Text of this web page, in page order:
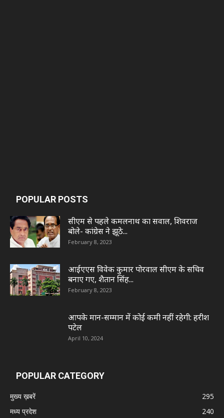
POPULAR POSTS
सीएम से पहले कमलनाथ का सवाल, शिवराज
बोले- कांग्रेस ने झूठे...
February 8, 2023
आईएएस विवेक कुमार पोरवाल सीएम के सचिव
बनाए गए, शैतान सिंह...
February 8, 2023
आपके मान-सम्मान में कोई कमी नहीं रहेगी: हरीश
पटेल
April 10, 2024
POPULAR CATEGORY
मुख्य ख़बरें
295
मध्य प्रदेश
240